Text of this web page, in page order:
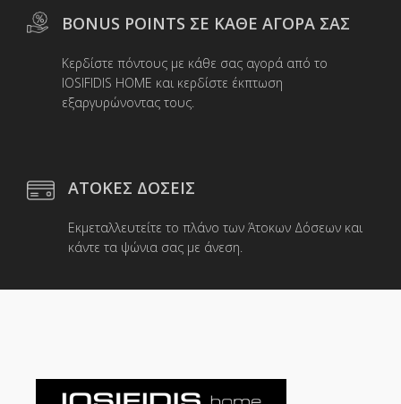
BONUS POINTS ΣΕ ΚΑΘΕ ΑΓΟΡΑ ΣΑΣ
Κερδίστε πόντους με κάθε σας αγορά από το
IOSIFIDIS HOME και κερδίστε έκπτωση
εξαργυρώνοντας τους.
ΑΤΟΚΕΣ ΔΟΣΕΙΣ
Εκμεταλλευτείτε το πλάνο των Άτοκων Δόσεων και
κάντε τα ψώνια σας με άνεση.